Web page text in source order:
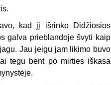
kad jį išrinko Didžiosios
galva prieblandoje švyti kaip
Jau jeigu jam likimo buvo
tegu bent po mirties iškasa